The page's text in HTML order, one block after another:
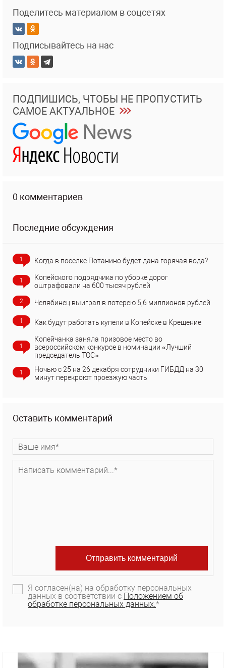
Поделитесь материалом в соцсетях
Подписывайтесь на нас
ПОДПИШИСЬ, ЧТОБЫ НЕ ПРОПУСТИТЬ
САМОЕ АКТУАЛЬНОЕ
0 комментариев
Последние обсуждения
1 Когда в поселке Потанино будет дана горячая вода?
1
Копейского подрядчика по уборке дорог
оштрафовали на 600 тысяч рублей
2 Челябинец выиграл в лотерею 5,6 миллионов рублей
1 Как будут работать купели в Копейске в Крещение
1
Копейчанка заняла призовое место во
всероссийском конкурсе в номинации «Лучший
председатель ТОС»
1
Ночью с 25 на 26 декабря сотрудники ГИБДД на 30
минут перекроют проезжую часть
Оставить комментарий
Я согласен(на) на обработку персональных
данных в соответствии с Положением об
обработке персональных данных.*